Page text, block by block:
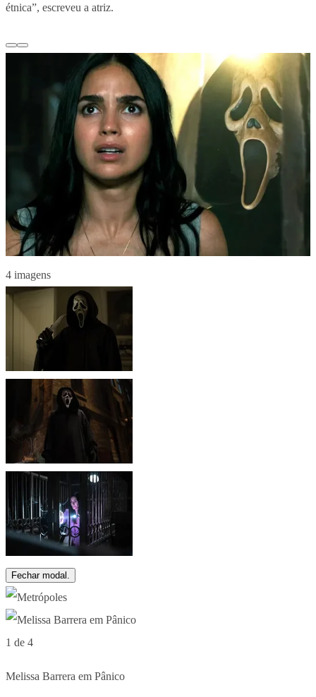
étnica”, escreveu a atriz.
4 imagens
Fechar modal.
1 de 4
Melissa Barrera em Pânico